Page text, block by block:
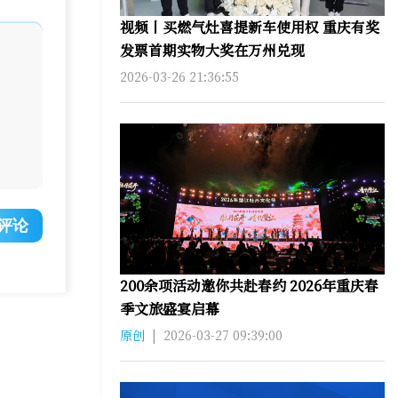
论
视频丨买燃气灶喜提新车使用权 重庆有奖
发票首期实物大奖在万州兑现
2026-03-26 21:36:55
200余项活动邀你共赴春约 2026年重庆春
季文旅盛宴启幕
原创 | 2026-03-27 09:39:00